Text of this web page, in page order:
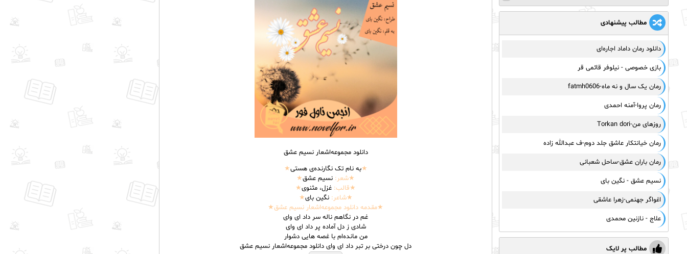
دانلود مجموعه‌اشعار نسیم عشق
★به نام تک نگارنده‌ی هستی★
★شعر: نسیم عشق★
★قالب: غزل، مثنوی★
★شاعر: نگین بای★
★مقدمه دانلود مجموعه‌اشعار نسیم عشق★
غم در نگاهم ناله سر داد ای وای
شادی ز دل آماده پر داد ای وای
من مانده‌ام با غصه هایی دشوار
دل چون درختی بر تبر داد ای وای​ دانلود مجموعه‌اشعار نسیم عشق
مطالب پیشنهادی
دانلود رمان داماد اجاره‌ای
بازی خصوصی - نیلوفر قائمی قر
رمان یک سال و نه ماه-fatmh0606
رمان پروا-آمنه احمدی
روزهای من-Torkan dori
رمان خیانتکار عاشق جلد دوم-ف عبدالله زاده
رمان باران عشق-ساحل شعبانی
نسیم عشق - نگین بای
اغواگر جهنمی-زهرا عاشقی
علاج - نازنین محمدی
مطالب پر لایک